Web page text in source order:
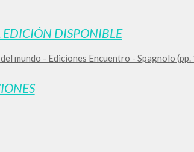
EDICIÓN DISPONIBLE
mundo - Ediciones Encuentro - Spagnolo